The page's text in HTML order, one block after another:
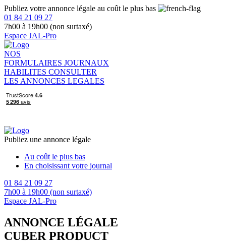
Publiez votre annonce légale au coût le plus bas
01 84 21 09 27
7h00 à 19h00 (non surtaxé)
Espace JAL-Pro
NOS
FORMULAIRES JOURNAUX
HABILITES CONSULTER
LES ANNONCES LEGALES
Publiez une annonce légale
Au coût le plus bas
En choisissant votre journal
01 84 21 09 27
7h00 à 19h00 (non surtaxé)
Espace JAL-Pro
ANNONCE LÉGALE
CUBER PRODUCT